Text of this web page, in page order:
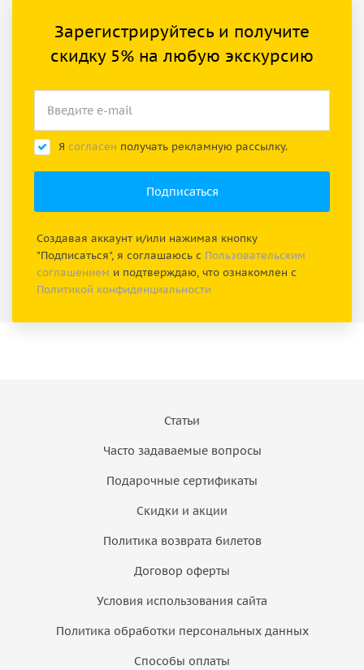
Зарегистрируйтесь и получите
скидку 5% на любую экскурсию
Я согласен получать рекламную рассылку.
Создавая аккаунт и/или нажимая кнопку
"Подписаться", я соглашаюсь с Пользовательским
соглашением и подтверждаю, что ознакомлен с
Политикой конфиденциальности
Статьи
Часто задаваемые вопросы
Подарочные сертификаты
Скидки и акции
Политика возврата билетов
Договор оферты
Условия использования сайта
Политика обработки персональных данных
Способы оплаты